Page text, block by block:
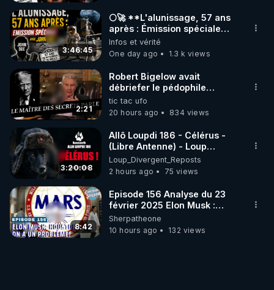
3:46:45
🌕🚀 **L'alunissage, 57 ans
après : Émission spéciale
avec John Doe !** 👨 🚀✨
Infos et vérité
One day ago
1.3 k views
2:21
Robert Bigelow avait
débriefer le pédophile
génocidaire de donald j
trump
tic tac ufo
20 hours ago
834 views
3:20:08
Allô Loupdi 186 - Célérus -
(Libre Antenne) - Loup
Divergent 2026.08.06
Loup_Divergent_Reposts
2 hours ago
75 views
8:42
Episode 156 Analyse du 23
février 2025 Elon Musk :
Houston , on a un problème !
Sherpatheone
10 hours ago
132 views